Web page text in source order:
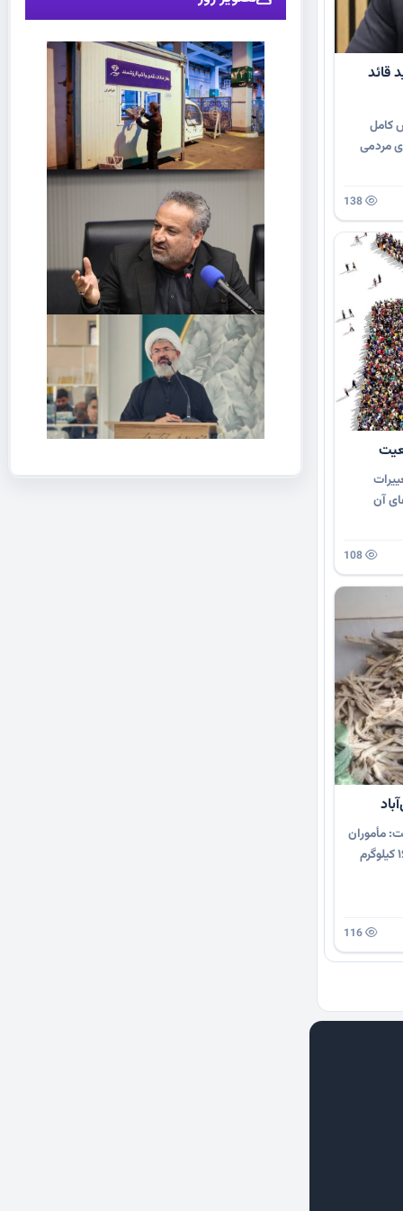
قائد
کامل
مردمی
138
آن
108
مأموران
یگان حفاظت با رصد شبانه‌روزی موفق به کشف ۱۶۹ کیلوگرم
116